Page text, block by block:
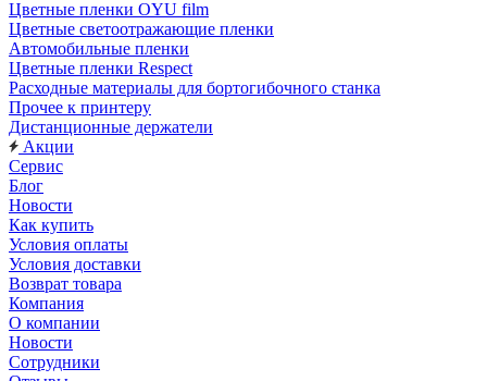
Цветные пленки OYU film
Цветные светоотражающие пленки
Автомобильные пленки
Цветные пленки Respect
Расходные материалы для бортогибочного станка
Прочее к принтеру
Дистанционные держатели
Акции
Сервис
Блог
Новости
Как купить
Условия оплаты
Условия доставки
Возврат товара
Компания
О компании
Новости
Сотрудники